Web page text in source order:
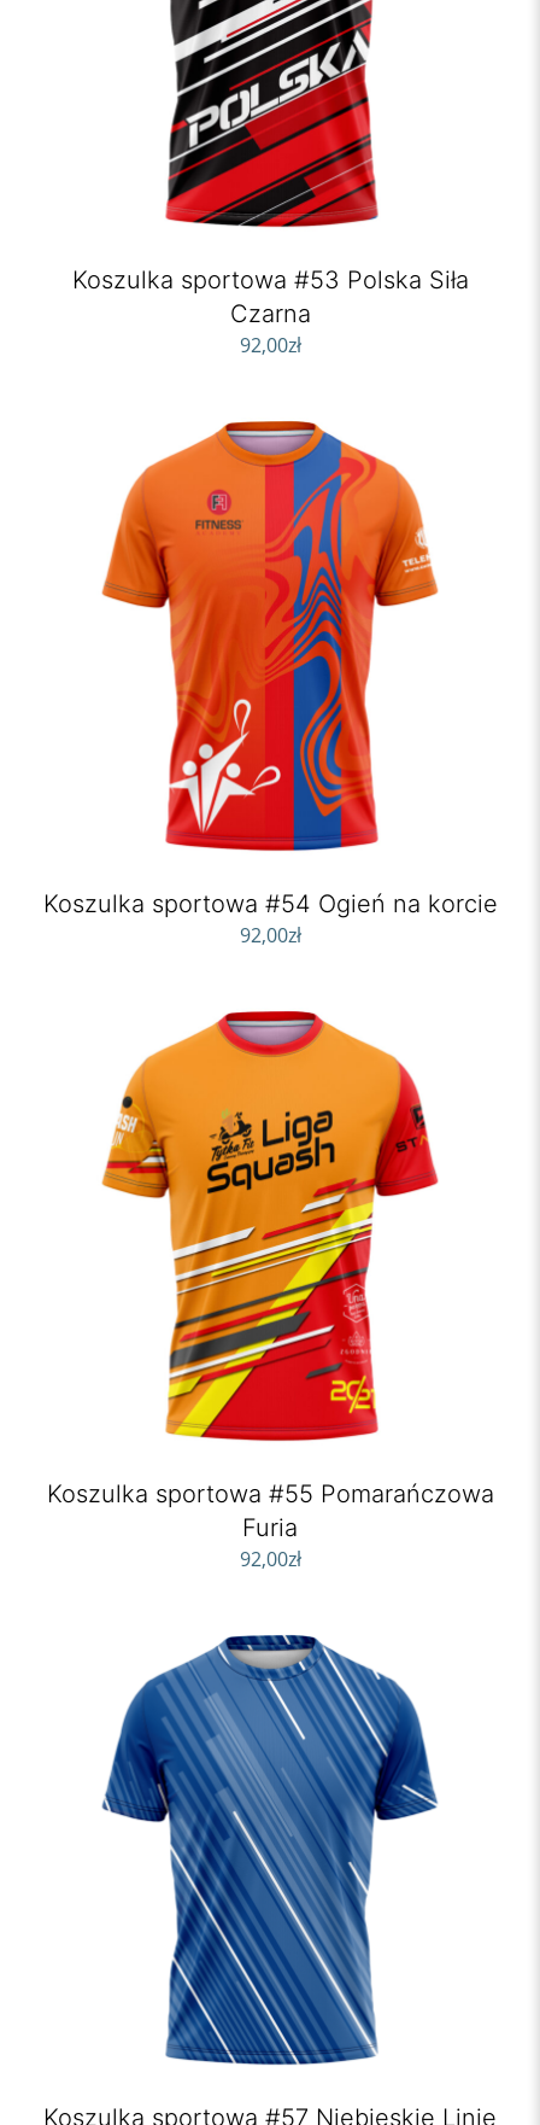
Koszulka sportowa #53 Polska Siła
Czarna
92,00zł
Koszulka sportowa #54 Ogień na korcie
92,00zł
Koszulka sportowa #55 Pomarańczowa
Furia
92,00zł
Koszulka sportowa #57 Niebieskie Linie